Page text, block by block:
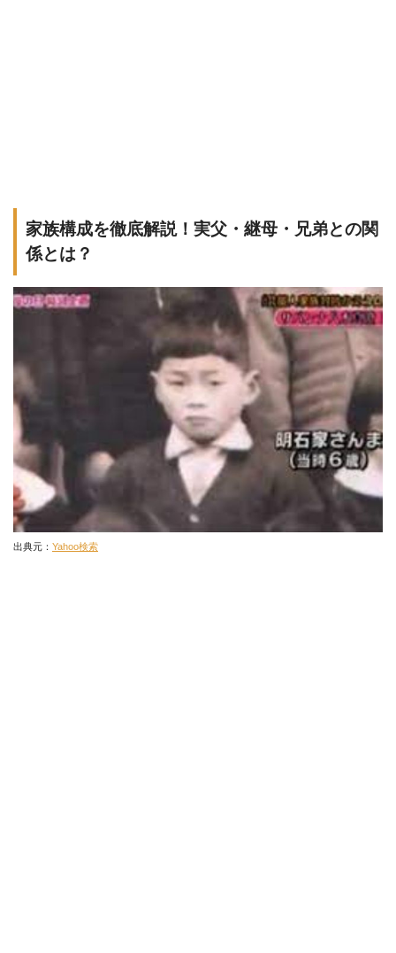
家族構成を徹底解説！実父・継母・兄弟との関
係とは？
出典元： Yahoo検索